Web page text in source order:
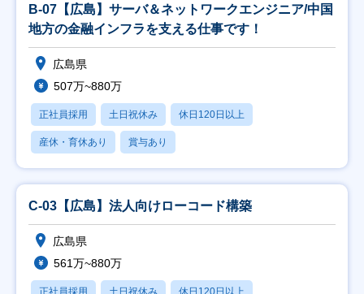
B-07【広島】サーバ＆ネットワークエンジニア/中国
地方の金融インフラを支える仕事です！
広島県
507万~880万
正社員採用 土日祝休み 休日120日以上
産休・育休あり 賞与あり
C-03【広島】法人向けローコード構築
広島県
561万~880万
正社員採用 土日祝休み 休日120日以上